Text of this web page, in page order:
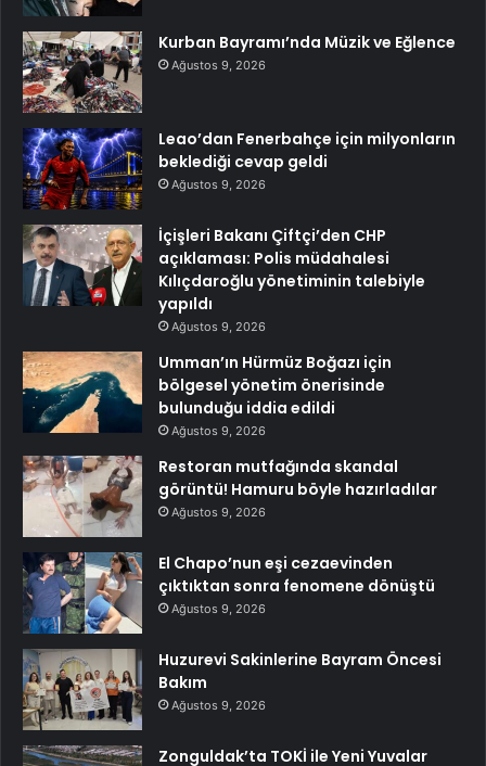
Kurban Bayramı’nda Müzik ve Eğlence
Ağustos 9, 2026
Leao’dan Fenerbahçe için milyonların
beklediği cevap geldi
Ağustos 9, 2026
İçişleri Bakanı Çiftçi’den CHP
açıklaması: Polis müdahalesi
Kılıçdaroğlu yönetiminin talebiyle
yapıldı
Ağustos 9, 2026
Umman’ın Hürmüz Boğazı için
bölgesel yönetim önerisinde
bulunduğu iddia edildi
Ağustos 9, 2026
Restoran mutfağında skandal
görüntü! Hamuru böyle hazırladılar
Ağustos 9, 2026
El Chapo’nun eşi cezaevinden
çıktıktan sonra fenomene dönüştü
Ağustos 9, 2026
Huzurevi Sakinlerine Bayram Öncesi
Bakım
Ağustos 9, 2026
Zonguldak’ta TOKİ ile Yeni Yuvalar